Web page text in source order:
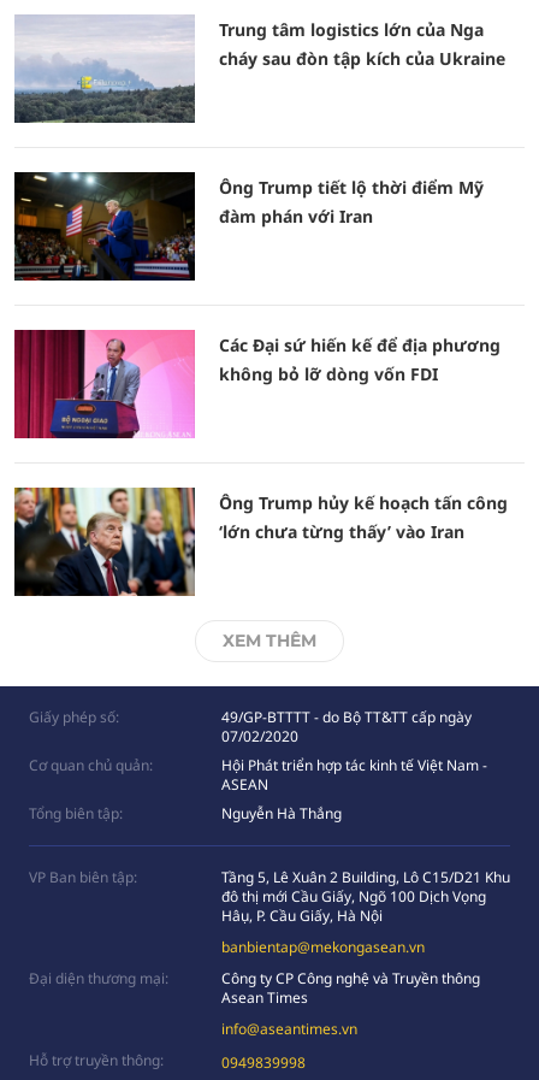
Trung tâm logistics lớn của Nga
cháy sau đòn tập kích của Ukraine
Ông Trump tiết lộ thời điểm Mỹ
đàm phán với Iran
Các Đại sứ hiến kế để địa phương
không bỏ lỡ dòng vốn FDI
Ông Trump hủy kế hoạch tấn công
‘lớn chưa từng thấy’ vào Iran
XEM THÊM
Giấy phép số:
49/GP-BTTTT - do Bộ TT&TT cấp ngày
07/02/2020
Cơ quan chủ quản:
Hội Phát triển hợp tác kinh tế Việt Nam -
ASEAN
Tổng biên tập:
Nguyễn Hà Thắng
VP Ban biên tập:
Tầng 5, Lê Xuân 2 Building, Lô C15/D21 Khu
đô thị mới Cầu Giấy, Ngõ 100 Dịch Vọng
Hâụ, P. Cầu Giấy, Hà Nội
banbientap@mekongasean.vn
Đại diện thương mại:
Công ty CP Công nghệ và Truyền thông
Asean Times
info@aseantimes.vn
Hỗ trợ truyền thông:
0949839998